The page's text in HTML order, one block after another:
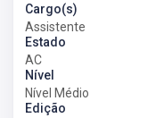
Cargo(s)
Assistente
Estado
AC
Nível
Nível Médio
Edição